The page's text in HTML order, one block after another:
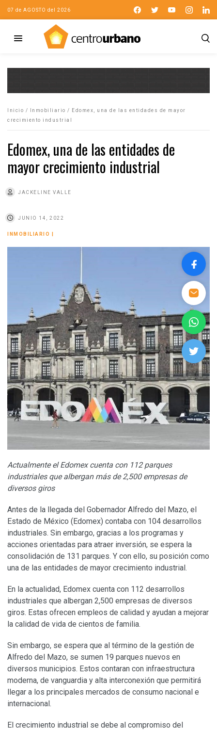
07 de AGOSTO del 2026
Inicio / Inmobiliario /
Edomex, una de las entidades de mayor
crecimiento industrial
Edomex, una de las entidades de
mayor crecimiento industrial
JACKELINE VALLE
JUNIO 14, 2022
INMOBILIARIO
Actualmente el Edomex cuenta con 112 parques
industriales que albergan más de 2,500 empresas de
diversos giros
Antes de la llegada del Gobernador Alfredo del Mazo, el
Estado de México (Edomex) contaba con 104 desarrollos
industriales. Sin embargo, gracias a los programas y
acciones orientadas para atraer inversión, se espera la
consolidación de 131 parques. Y con ello, su posición como
una de las entidades de mayor crecimiento industrial.
En la actualidad, Edomex cuenta con 112 desarrollos
industriales que albergan 2,500 empresas de diversos
giros. Estas ofrecen empleos de calidad y ayudan a mejorar
la calidad de vida de cientos de familia.
Sin embargo, se espera que al término de la gestión de
Alfredo del Mazo, se sumen 19 parques nuevos en
diversos municipios. Estos contaran con infraestructura
moderna, de vanguardia y alta interconexión que permitirá
llegar a los principales mercados de consumo nacional e
internacional.
El crecimiento industrial se debe al compromiso del